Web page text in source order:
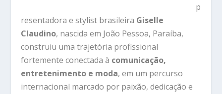
p
resentadora e stylist brasileira Giselle
Claudino, nascida em João Pessoa, Paraíba,
construiu uma trajetória profissional
fortemente conectada à comunicação,
entretenimento e moda, em um percurso
internacional marcado por paixão, dedicação e